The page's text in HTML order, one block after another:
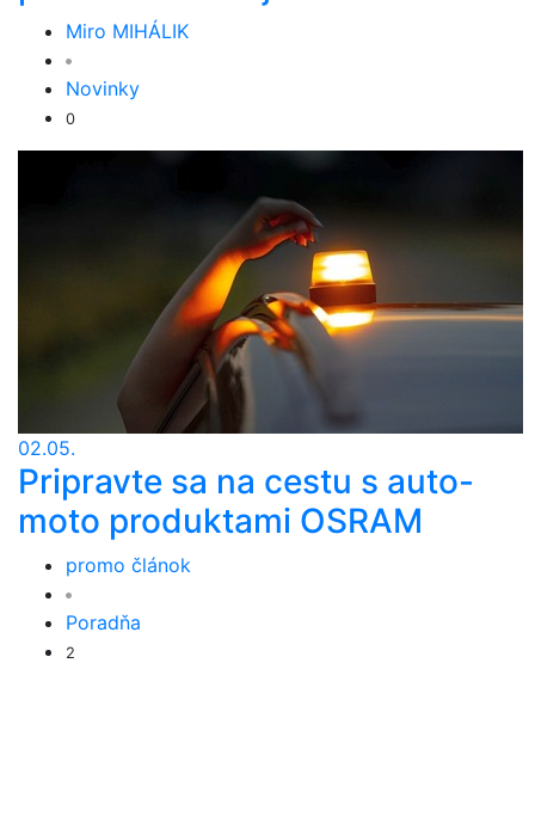
Miro MIHÁLIK
Novinky
0
02.05.
Pripravte sa na cestu s auto-
moto produktami OSRAM
promo článok
Poradňa
2